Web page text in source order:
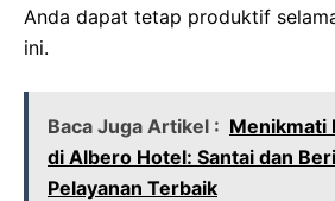
Anda dapat tetap produktif
ini.
Baca Juga Artikel : Menikmati
di Albero Hotel: Santai dan
Pelayanan Terbaik